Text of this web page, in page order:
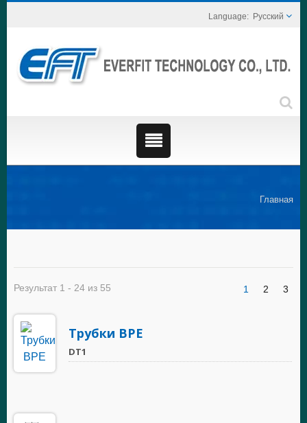
Русский
Главная
Результат 1 - 24 из 55 1 2 3
Трубки BPE
DT1